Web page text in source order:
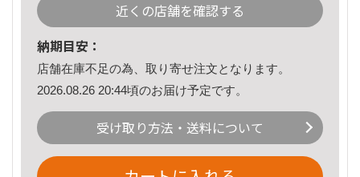
近くの店舗を確認する
納期目安：
店舗在庫不足の為、取り寄せ注文となります。
2026.08.26 20:44頃のお届け予定です。
受け取り方法・送料について